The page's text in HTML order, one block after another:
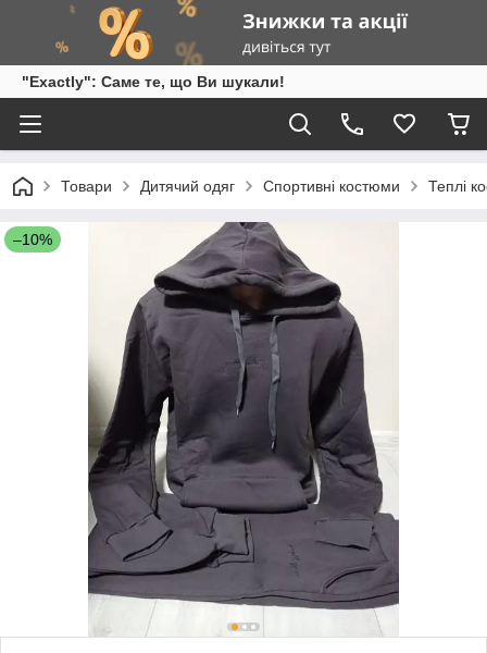
"Exactly": Саме те, що Ви шукали!
Товари Дитячий одяг Спортивні костюми Теплі
–10%